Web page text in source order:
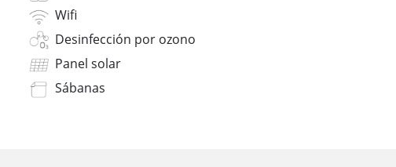
Wifi
Desinfección por ozono
Panel solar
Sábanas